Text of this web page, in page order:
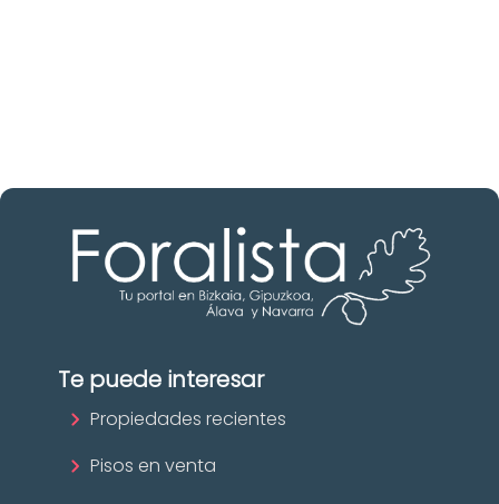
Te puede interesar
Propiedades recientes
Pisos en venta